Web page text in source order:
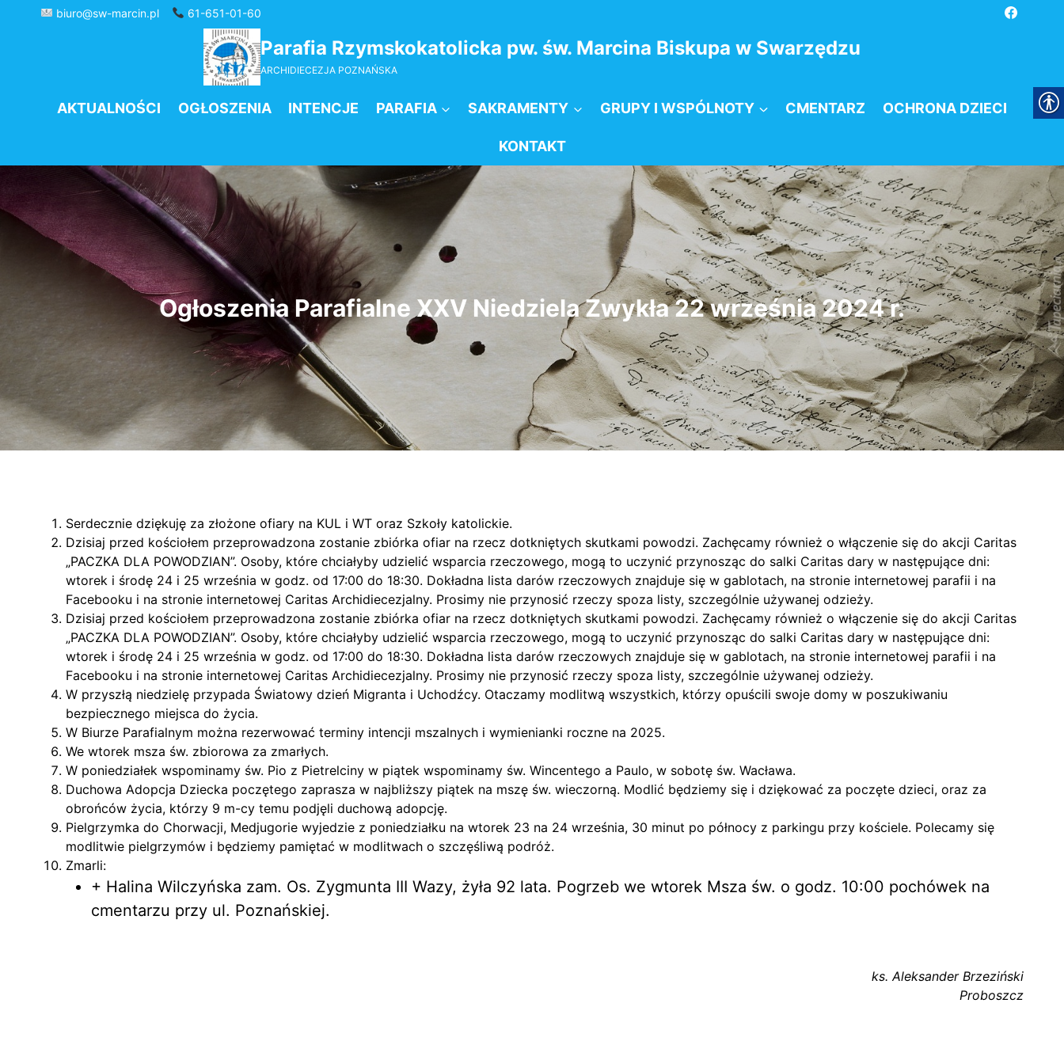
Przejdź
biuro@sw-marcin.pl 61-651-01-60
Parafia Rzymskokatolicka pw. św. Marcina Biskupa w Swarzędzu
ARCHIDIECEZJA POZNAŃSKA
AKTUALNOŚCI OGŁOSZENIA INTENCJE PARAFIA SAKRAMENTY GRUPY I WSPÓLNOTY CMENTARZ OCHRONA DZIECI
KONTAKT
Ogłoszenia Parafialne XXV Niedziela Zwykła 22 września 2024 r.
Serdecznie dziękuję za złożone ofiary na KUL i WT oraz Szkoły katolickie.
Dzisiaj przed kościołem przeprowadzona zostanie zbiórka ofiar na rzecz dotkniętych skutkami powodzi. Zachęcamy również o włączenie się do akcji Caritas
„PACZKA DLA POWODZIAN”. Osoby, które chciałyby udzielić wsparcia rzeczowego, mogą to uczynić przynosząc do salki Caritas dary w następujące dni:
wtorek i środę 24 i 25 września w godz. od 17:00 do 18:30. Dokładna lista darów rzeczowych znajduje się w gablotach, na stronie internetowej parafii i na
Facebooku i na stronie internetowej Caritas Archidiecezjalny. Prosimy nie przynosić rzeczy spoza listy, szczególnie używanej odzieży.
Dzisiaj przed kościołem przeprowadzona zostanie zbiórka ofiar na rzecz dotkniętych skutkami powodzi. Zachęcamy również o włączenie się do akcji Caritas
„PACZKA DLA POWODZIAN”. Osoby, które chciałyby udzielić wsparcia rzeczowego, mogą to uczynić przynosząc do salki Caritas dary w następujące dni:
wtorek i środę 24 i 25 września w godz. od 17:00 do 18:30. Dokładna lista darów rzeczowych znajduje się w gablotach, na stronie internetowej parafii i na
Facebooku i na stronie internetowej Caritas Archidiecezjalny. Prosimy nie przynosić rzeczy spoza listy, szczególnie używanej odzieży.
W przyszłą niedzielę przypada Światowy dzień Migranta i Uchodźcy. Otaczamy modlitwą wszystkich, którzy opuścili swoje domy w poszukiwaniu
bezpiecznego miejsca do życia.
W Biurze Parafialnym można rezerwować terminy intencji mszalnych i wymienianki roczne na 2025.
We wtorek msza św. zbiorowa za zmarłych.
W poniedziałek wspominamy św. Pio z Pietrelciny w piątek wspominamy św. Wincentego a Paulo, w sobotę św. Wacława.
Duchowa Adopcja Dziecka poczętego zaprasza w najbliższy piątek na mszę św. wieczorną. Modlić będziemy się i dziękować za poczęte dzieci, oraz za
obrońców życia, którzy 9 m-cy temu podjęli duchową adopcję.
Pielgrzymka do Chorwacji, Medjugorie wyjedzie z poniedziałku na wtorek 23 na 24 września, 30 minut po północy z parkingu przy kościele. Polecamy się
modlitwie pielgrzymów i będziemy pamiętać w modlitwach o szczęśliwą podróż.
Zmarli:
+ Halina Wilczyńska zam. Os. Zygmunta III Wazy, żyła 92 lata. Pogrzeb we wtorek Msza św. o godz. 10:00 pochówek na
cmentarzu przy ul. Poznańskiej.
ks. Aleksander Brzeziński
Proboszcz